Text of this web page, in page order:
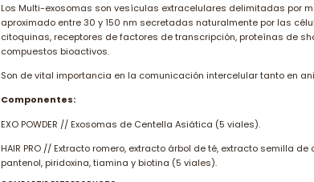
Los Multi-exosomas son vesículas extracelulares delimitadas por
aproximado entre 30 y 150 nm secretadas naturalmente por las
citoquinas, receptores de factores de transcripción, proteínas de
compuestos bioactivos.
Son de vital importancia en la comunicación intercelular tanto en
Componentes:
EXO POWDER // Exosomas de Centella Asiática (5 viales).
HAIR PRO // Extracto romero, extracto árbol de té, extracto semilla
pantenol, piridoxina, tiamina y biotina (5 viales).